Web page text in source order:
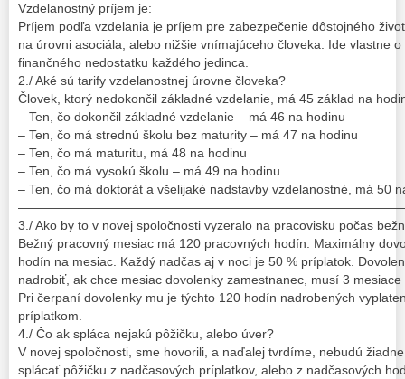
Vzdelanostný príjem je:
Príjem podľa vzdelania je príjem pre zabezpečenie dôstojného
na úrovni asociála, alebo nižšie vnímajúceho človeka. Ide vlastne
finančného nedostatku každého jedinca.
2./ Aké sú tarify vzdelanostnej úrovne človeka?
Človek, ktorý nedokončil základné vzdelanie, má 45 základ na
– Ten, čo dokončil základné vzdelanie – má 46 na hodinu
– Ten, čo má strednú školu bez maturity – má 47 na hodinu
– Ten, čo má maturitu, má 48 na hodinu
– Ten, čo má vysokú školu – má 49 na hodinu
– Ten, čo má doktorát a všelijaké nadstavby vzdelanostné, má 50
3./ Ako by to v novej spoločnosti vyzeralo na pracovisku počas
Bežný pracovný mesiac má 120 pracovných hodín. Maximálny
hodín na mesiac. Každý nadčas aj v noci je 50 % príplatok.
nadrobiť, ak chce mesiac dovolenky zamestnanec, musí 3
Pri čerpaní dovolenky mu je týchto 120 hodín nadrobených
príplatkom.
4./ Čo ak spláca nejakú pôžičku, alebo úver?
V novej spoločnosti, sme hovorili, a naďalej tvrdíme, nebudú
splácať pôžičku z nadčasových príplatkov, alebo z nadčasových